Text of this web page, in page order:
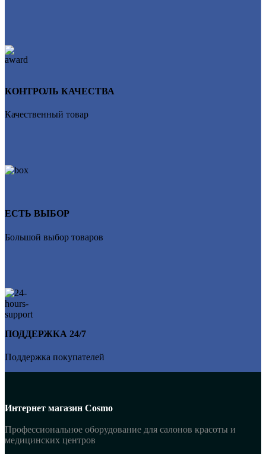
КОНТРОЛЬ КАЧЕСТВА
Качественный товар
ЕСТЬ ВЫБОР
Большой выбор товаров
ПОДДЕРЖКА 24/7
Поддержка покупателей
Интернет магазин Cosmo
Профессиональное оборудование для салонов красоты и
медицинских центров